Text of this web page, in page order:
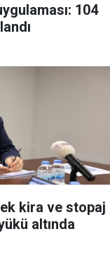
104
kira ve stopaj
altında